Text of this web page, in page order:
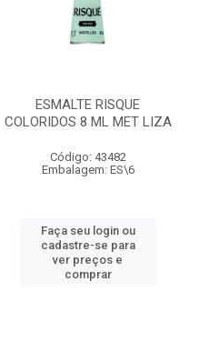
ESMALTE RISQUE
COLORIDOS 8 ML MET LIZA
Código: 43482
Embalagem: ES\6
Faça seu login ou
cadastre-se para
ver preços e
comprar